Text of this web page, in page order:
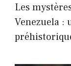
Les
Venezuela :